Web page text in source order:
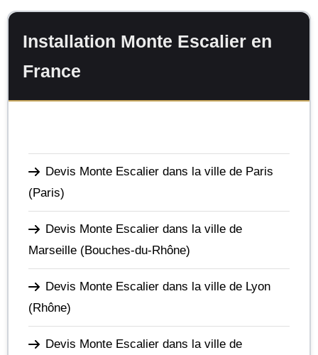
Installation Monte Escalier en
France
Devis Monte Escalier dans la ville de Paris
(Paris)
Devis Monte Escalier dans la ville de
Marseille (Bouches-du-Rhône)
Devis Monte Escalier dans la ville de Lyon
(Rhône)
Devis Monte Escalier dans la ville de